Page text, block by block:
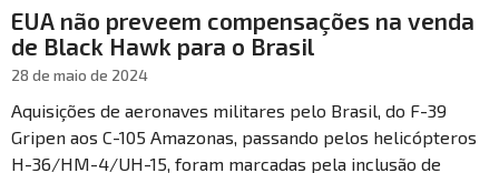
EUA não preveem compensações na venda
de Black Hawk para o Brasil
28 de maio de 2024
Aquisições de aeronaves militares pelo Brasil, do F-39
Gripen aos C-105 Amazonas, passando pelos helicópteros
H-36/HM-4/UH-15, foram marcadas pela inclusão de